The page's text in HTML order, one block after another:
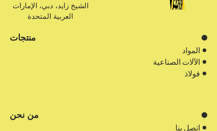
الشيخ زايد، دبي، الإمارات
العربية المتحدة
منتجات
المواد
الآلات الصناعية
فولاذ
من نحن
اتصل بنا